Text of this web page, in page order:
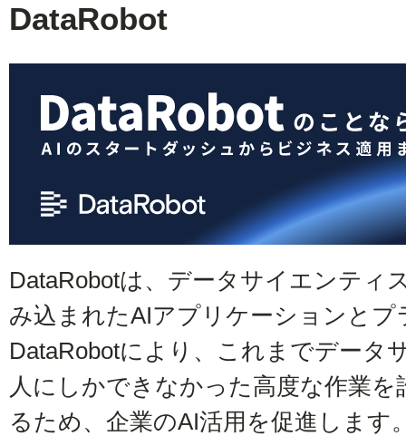
DataRobot
DataRobotは、データサイエンティ
み込まれたAIアプリケーションと
DataRobotにより、これまでデータ
人にしかできなかった高度な作業
るため、企業のAI活用を促進します